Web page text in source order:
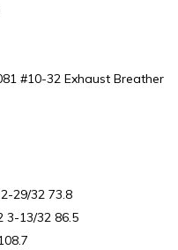
#10-32 Exhaust Breather
29/32 73.8
3-13/32 86.5